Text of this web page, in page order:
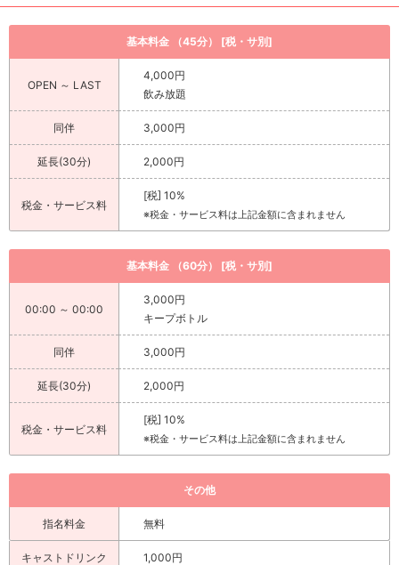
基本料金 （45分） [税・サ別]
OPEN ～ LAST
4,000円
飲み放題
同伴 3,000円
延長(30分) 2,000円
税金・サービス料
[税] 10%
※税金・サービス料は上記金額に含まれません
基本料金 （60分） [税・サ別]
00:00 ～ 00:00
3,000円
キープボトル
同伴 3,000円
延長(30分) 2,000円
税金・サービス料
[税] 10%
※税金・サービス料は上記金額に含まれません
その他
指名料金 無料
キャストドリンク 1,000円